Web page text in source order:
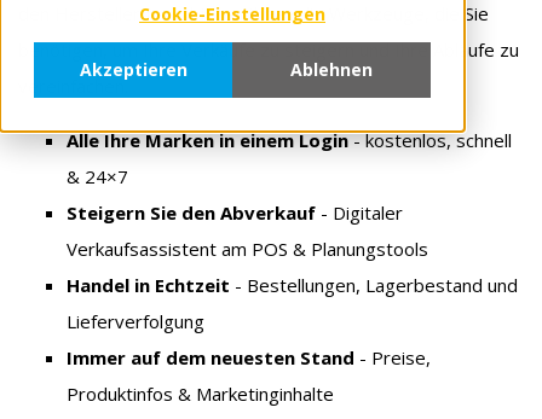
Cookie-Einstellungen
Akzeptieren Ablehnen
den Herstellern und bieten Ihnen die Werkzeuge, die Sie
benötigen, um Ihre Verkäufe zu steigern und Ihre Abläufe zu
vereinfachen.
Alle Ihre Marken in einem Login-kostenlos, schnell
& 24×7
Steigern Sie den Abverkauf - Digitaler
Verkaufsassistent am POS & Planungstools
Handel in Echtzeit - Bestellungen, Lagerbestand und
Lieferverfolgung
Immer auf dem neuesten Stand - Preise,
Produktinfos & Marketinginhalte